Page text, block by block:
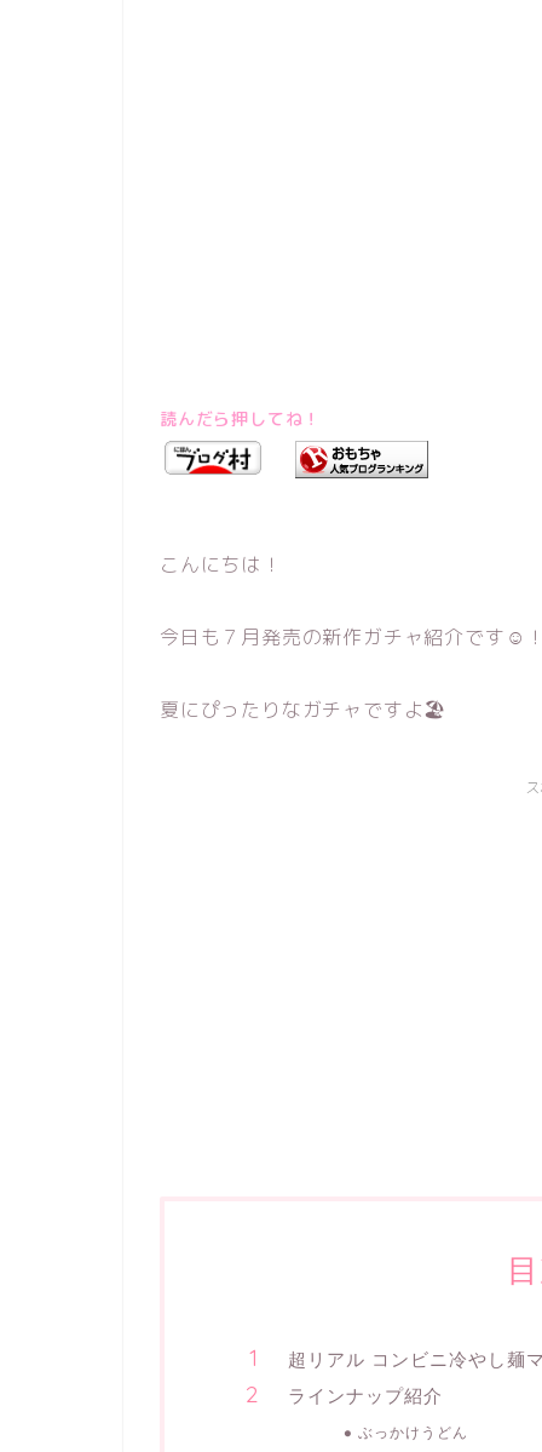
読んだら押してね！
こんにちは！
今日も７月発売の新作ガチャ紹介です☺
夏にぴったりなガチャですよ🏖
超リアル コンビニ冷やし麺
ラインナップ紹介
ぶっかけうどん